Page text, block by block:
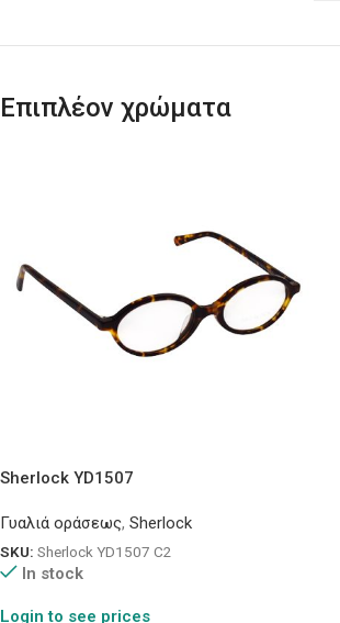
Επιπλέον χρώματα
Sherlock YD1507
Γυαλιά οράσεως, Sherlock
SKU: Sherlock YD1507 C2
In stock
Login to see prices